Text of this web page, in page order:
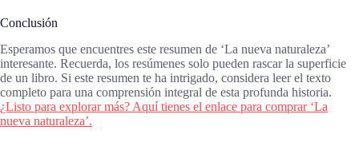
Conclusión
Esperamos que encuentres este resumen de ‘La nueva naturaleza’
interesante. Recuerda, los resúmenes solo pueden rascar la superficie
de un libro. Si este resumen te ha intrigado, considera leer el texto
completo para una comprensión integral de esta profunda historia.
¿Listo para explorar más? Aquí tienes el enlace para comprar ‘La
nueva naturaleza’.